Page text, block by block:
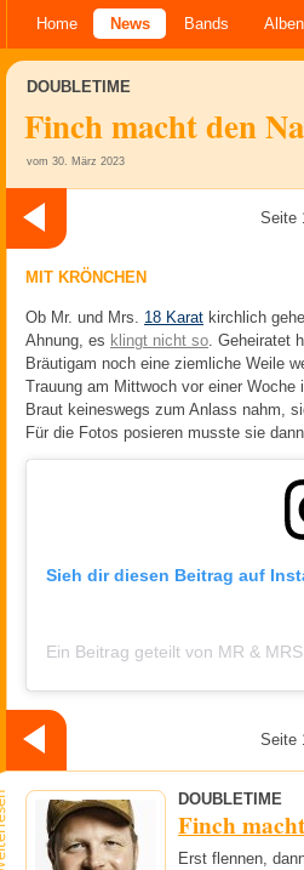
Home News Bands Alben
DOUBLETIME
Finch macht den
vom 30. März 2023
Seite
MIT KRÖNCHEN
Ob Mr. und Mrs. 18 Karat kirchlich
Ahnung, es klingt nicht so. Geheiratet
Bräutigam noch eine ziemliche Weile
Trauung am Mittwoch vor einer
Braut keineswegs zum Anlass nahm,
Für die Fotos posieren musste sie
Sieh dir diesen Beitrag auf
Seite
DOUBLETIME
Finch
Erst flennen,